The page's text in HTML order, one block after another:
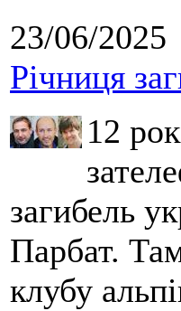
23/06/2025
Річниця
12
загибель
Парбат.
клубу